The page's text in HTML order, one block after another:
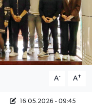
A- A+
16.05.2026 - 09:45